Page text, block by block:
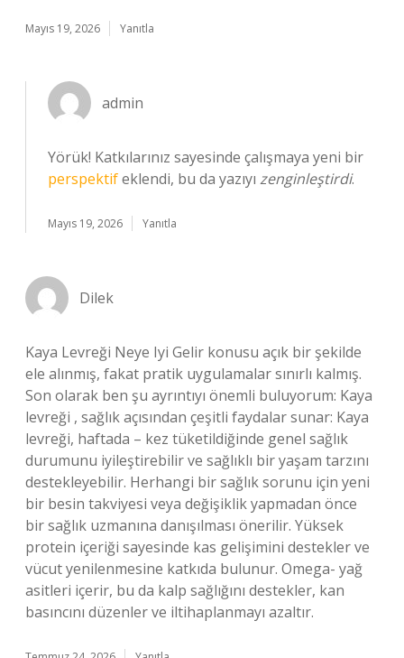
Mayıs 19, 2026 Yanıtla
admin
Yörük! Katkılarınız sayesinde çalışmaya yeni bir
perspektifeklendi, bu da yazıyı zenginleştirdi.
Mayıs 19, 2026 Yanıtla
Dilek
Kaya Levreği Neye Iyi Gelir konusu açık bir şekilde
ele alınmış, fakat pratik uygulamalar sınırlı kalmış.
Son olarak ben şu ayrıntıyı önemli buluyorum: Kaya
levreği , sağlık açısından çeşitli faydalar sunar: Kaya
levreği, haftada – kez tüketildiğinde genel sağlık
durumunu iyileştirebilir ve sağlıklı bir yaşam tarzını
destekleyebilir. Herhangi bir sağlık sorunu için yeni
bir besin takviyesi veya değişiklik yapmadan önce
bir sağlık uzmanına danışılması önerilir. Yüksek
protein içeriği sayesinde kas gelişimini destekler ve
vücut yenilenmesine katkıda bulunur. Omega- yağ
asitleri içerir, bu da kalp sağlığını destekler, kan
basıncını düzenler ve iltihaplanmayı azaltır.